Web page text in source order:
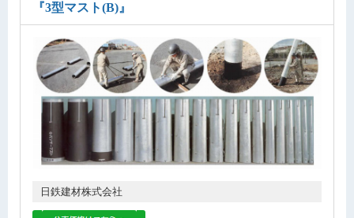
『3型マスト(B)』
日鉄建材株式会社